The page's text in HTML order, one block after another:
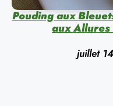
Pouding aux
aux
juillet